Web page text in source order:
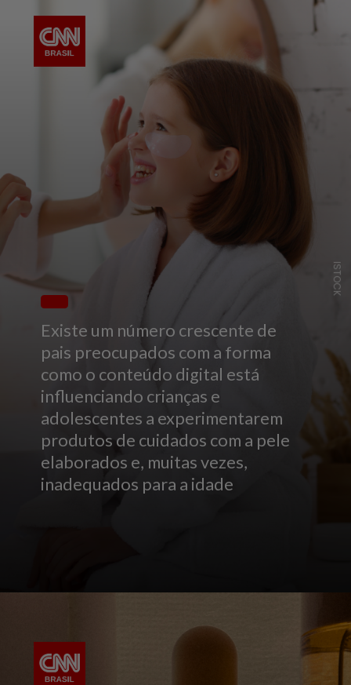
Existe um número crescente de
pais preocupados com a forma
como o conteúdo digital está
influenciando crianças e
adolescentes a experimentarem
produtos de cuidados com a pele
elaborados e, muitas vezes,
inadequados para a idade
ISTOCK